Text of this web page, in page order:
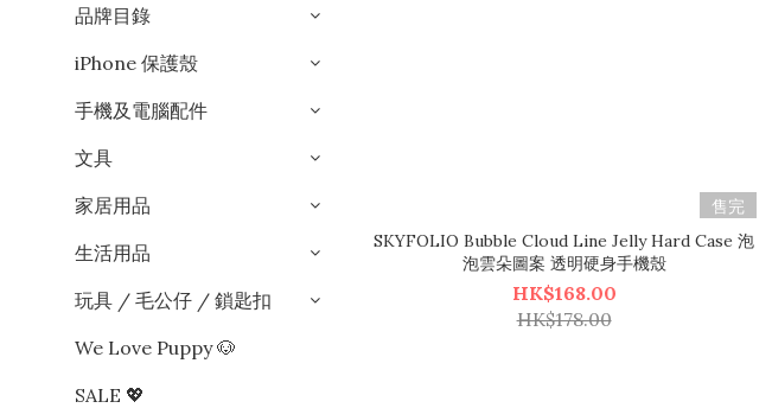
品牌目錄
iPhone 保護殼
手機及電腦配件
文具
家居用品
生活用品
玩具 / 毛公仔 / 鎖匙扣
We Love Puppy 🐶
SALE 💖
售完
SKYFOLIO Bubble Cloud Line Jelly Hard Case 泡
泡雲朵圖案 透明硬身手機殼
HK$168.00
HK$178.00